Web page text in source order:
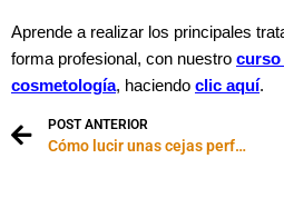
Aprende a realizar los principales
forma profesional, con nuestro curso
cosmetología, haciendo clic aquí.
POST ANTERIOR
Cómo lucir unas cejas perfectas